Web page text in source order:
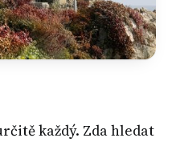
každý. Zda hledat